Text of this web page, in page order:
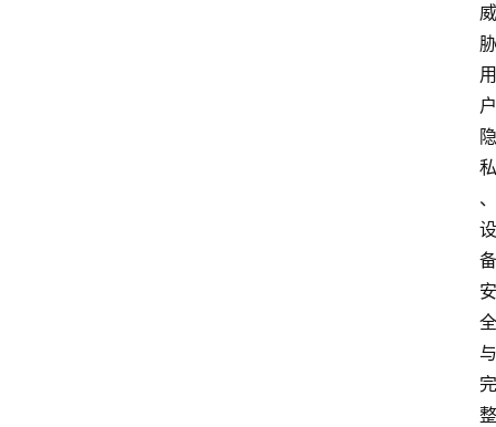
威
胁
用
户
隐
私
、
设
备
安
全
与
完
整